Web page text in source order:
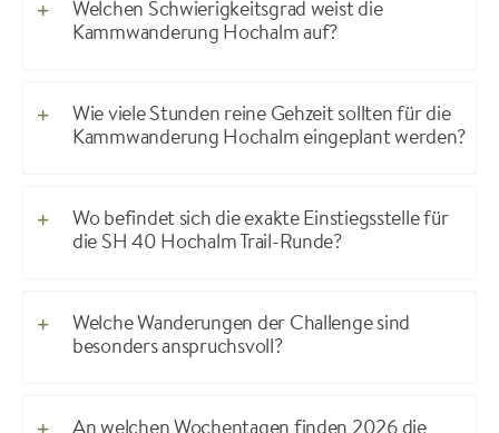
Welchen Schwierigkeitsgrad weist die
Kammwanderung Hochalm auf?
Wie viele Stunden reine Gehzeit sollten für die
Kammwanderung Hochalm eingeplant werden?
Wo befindet sich die exakte Einstiegsstelle für
die SH 40 Hochalm Trail-Runde?
Welche Wanderungen der Challenge sind
besonders anspruchsvoll?